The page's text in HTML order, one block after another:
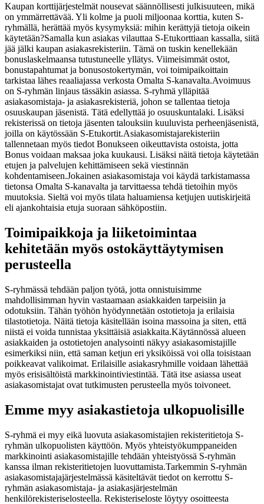
Kaupan korttijärjestelmät nousevat säännöllisesti julkisuuteen, mikä
on ymmärrettävää. Yli kolme ja puoli miljoonaa korttia, kuten S-
ryhmällä, herättää myös kysymyksiä: mihin kerättyjä tietoja oikein
käytetään?Samalla kun asiakas vilauttaa S-Etukorttiaan kassalla, siitä
jää jälki kaupan asiakasrekisteriin. Tämä on tuskin kenellekään
bonuslaskelmaansa tutustuneelle yllätys. Viimeisimmät ostot,
bonustapahtumat ja bonusostokertymän, voi toimipaikoittain
tarkistaa lähes reaaliajassa verkosta Omalta S-kanavalta.Avoimuus
on S-ryhmän linjaus tässäkin asiassa. S-ryhmä ylläpitää
asiakasomistaja- ja asiakasrekisteriä, johon se tallentaa tietoja
osuuskaupan jäsenistä. Tätä edellyttää jo osuuskuntalaki. Lisäksi
rekisterissä on tietoja jäsenten talouksiin kuuluvista perheenjäsenistä,
joilla on käytössään S-Etukortit.Asiakasomistajarekisteriin
tallennetaan myös tiedot Bonukseen oikeuttavista ostoista, jotta
Bonus voidaan maksaa joka kuukausi. Lisäksi näitä tietoja käytetään
etujen ja palvelujen kehittämiseen sekä viestinnän
kohdentamiseen.Jokainen asiakasomistaja voi käydä tarkistamassa
tietonsa Omalta S-kanavalta ja tarvittaessa tehdä tietoihin myös
muutoksia. Sieltä voi myös tilata haluamiensa ketjujen uutiskirjeitä
eli ajankohtaisia etuja suoraan sähköpostiin.
Toimipaikkoja ja liiketoimintaa
kehitetään myös ostokäyttäytymisen
perusteella
S-ryhmässä tehdään paljon työtä, jotta onnistuisimme
mahdollisimman hyvin vastaamaan asiakkaiden tarpeisiin ja
odotuksiin. Tähän työhön hyödynnetään ostotietoja ja erilaisia
tilastotietoja. Näitä tietoja käsitellään isoina massoina ja siten, että
niistä ei voida tunnistaa yksittäisiä asiakkaita.Käytännössä alueen
asiakkaiden ja ostotietojen analysointi näkyy asiakasomistajille
esimerkiksi niin, että saman ketjun eri yksiköissä voi olla toisistaan
poikkeavat valikoimat. Erilaisille asiakasryhmille voidaan lähettää
myös erisisältöistä markkinointiviestintää. Tätä itse asiassa useat
asiakasomistajat ovat tutkimusten perusteella myös toivoneet.
Emme myy asiakastietoja ulkopuolisille
S-ryhmä ei myy eikä luovuta asiakasomistajien rekisteritietoja S-
ryhmän ulkopuolisten käyttöön. Myös yhteistyökumppaneiden
markkinointi asiakasomistajille tehdään yhteistyössä S-ryhmän
kanssa ilman rekisteritietojen luovuttamista.Tarkemmin S-ryhmän
asiakasomistajajärjestelmässä käsiteltävät tiedot on kerrottu S-
ryhmän asiakasomistaja- ja asiakasjärjestelmän
henkilörekisteriselosteella. Rekisteriseloste löytyy osoitteesta